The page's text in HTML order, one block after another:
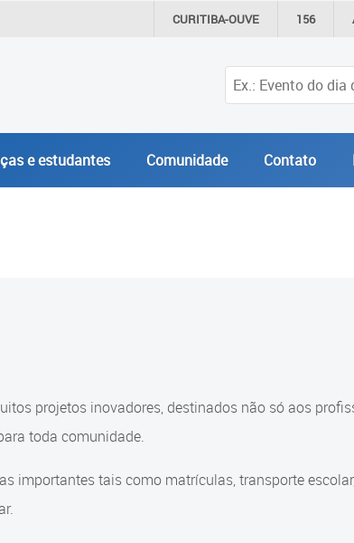
CURITIBA-OUVE 156
e estudantes Comunidade Contato
projetos inovadores, destinados não só aos
toda comunidade.
importantes tais como matrículas, transporte